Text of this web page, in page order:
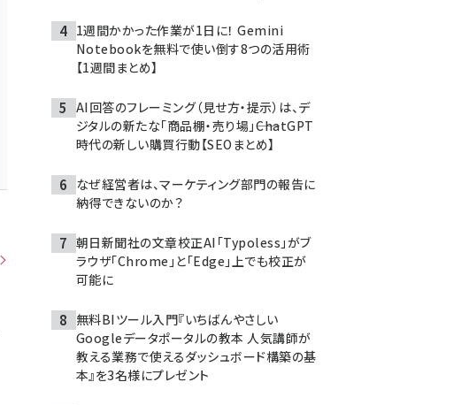
1週間かかった作業が1日に！ Gemini
Notebookを無料で使い倒す8つの活用術
【1週間まとめ】
AI回答のフレーミング（見せ方・提示）は、デ
ジタルの新たな「商品棚・売り場」――ChatGPT
時代の新しい購買行動【SEOまとめ】
なぜ経営者は、マーケティング部門の報告に
納得できないのか？
朝日新聞社の文章校正AI「Typoless」がブ
ラウザ「Chrome」と「Edge」上でも校正が
可能に
無料BIツール入門『いちばんやさしい
Googleデータポータルの教本 人気講師が
教える業務で使えるダッシュボード構築の基
本』を3名様にプレゼント